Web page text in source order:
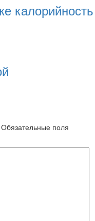
калорийность
Обязательные поля